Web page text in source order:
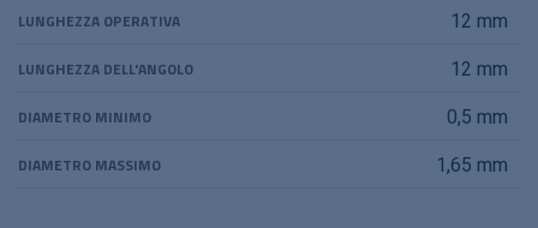
LUNGHEZZA OPERATIVA 12 mm
LUNGHEZZA DELL'ANGOLO 12 mm
DIAMETRO MINIMO 0,5 mm
DIAMETRO MASSIMO 1,65 mm